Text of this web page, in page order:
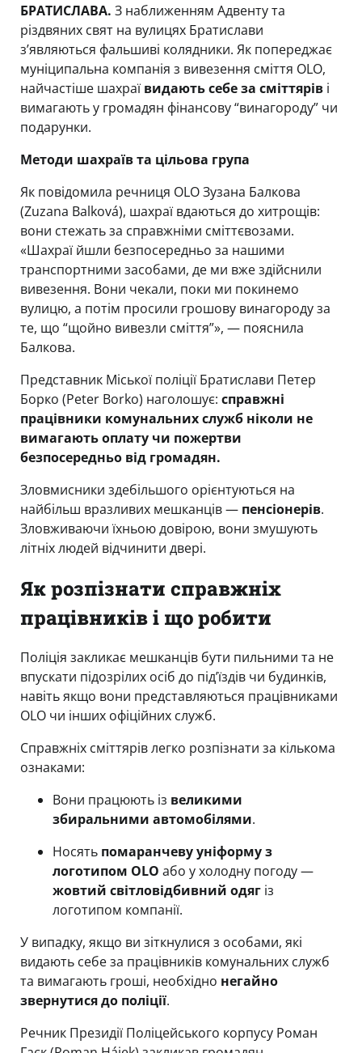
БРАТИСЛАВА. З наближенням Адвенту та
різдвяних свят на вулицях Братислави
з’являються фальшиві колядники. Як попереджає
муніципальна компанія з вивезення сміття OLO,
найчастіше шахраївидають себе за сміттярів і
вимагають у громадян фінансову “винагороду” чи
подарунки.
Методи шахраїв та цільова група
Як повідомила речниця OLO Зузана Балкова
(Zuzana Balková), шахраї вдаються до хитрощів:
вони стежать за справжніми сміттєвозами.
«Шахраї йшли безпосередньо за нашими
транспортними засобами, де ми вже здійснили
вивезення. Вони чекали, поки ми покинемо
вулицю, а потім просили грошову винагороду за
те, що “щойно вивезли сміття”», — пояснила
Балкова.
Представник Міської поліції Братислави Петер
Борко (Peter Borko) наголошує: справжні
працівники комунальних служб ніколи не
вимагають оплату чи пожертви
безпосередньо від громадян.
Зловмисники здебільшого орієнтуються на
найбільш вразливих мешканців — пенсіонерів.
Зловживаючи їхньою довірою, вони змушують
літніх людей відчинити двері.
Як розпізнати справжніх
працівників і що робити
Поліція закликає мешканців бути пильними та не
впускати підозрілих осіб до під’їздів чи будинків,
навіть якщо вони представляються працівниками
OLO чи інших офіційних служб.
Справжніх сміттярів легко розпізнати за кількома
ознаками:
Вони працюють із великими
збиральними автомобілями.
Носять помаранчеву уніформу з
логотипом OLO або у холодну погоду —
жовтий світловідбивний одяг із
логотипом компанії.
У випадку, якщо ви зіткнулися з особами, які
видають себе за працівників комунальних служб
та вимагають гроші, необхідно негайно
звернутися до поліції.
Речник Президії Поліцейського корпусу Роман